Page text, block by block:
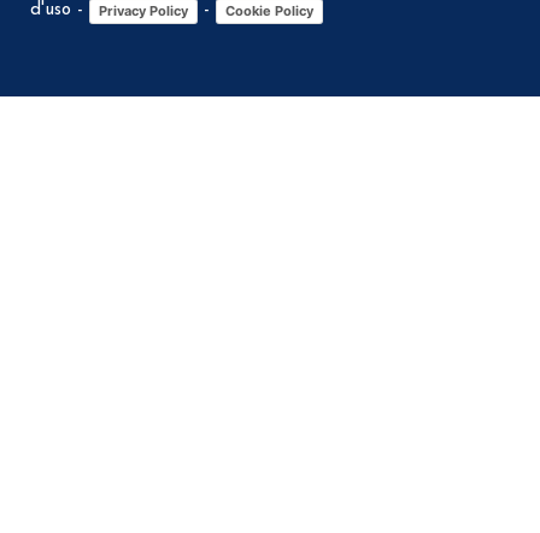
d'uso - Privacy Policy - Cookie Policy